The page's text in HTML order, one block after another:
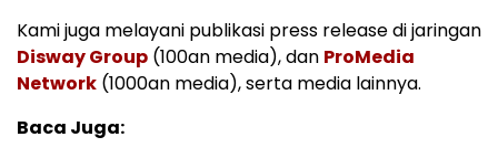
Kami juga melayani publikasi press release di jaringan
Disway Group (100an media), dan ProMedia
Network (1000an media), serta media lainnya.
Baca Juga: